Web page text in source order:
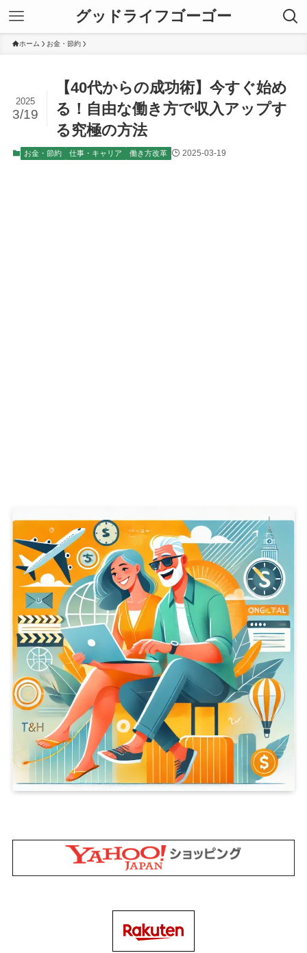
グッドライフゴーゴー
ホーム お金・節約
【40代からの成功術】今すぐ始め
る！自由な働き方で収入アップす
る究極の方法
2025
3/19
お金・節約 仕事・キャリア 働き方改革 2025-03-19